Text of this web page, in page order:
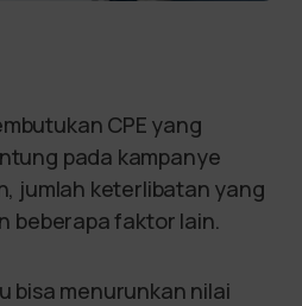
CPE yang
pada kampanye
jumlah keterlibatan yang
beberapa faktor lain.
bisa menurunkan nilai